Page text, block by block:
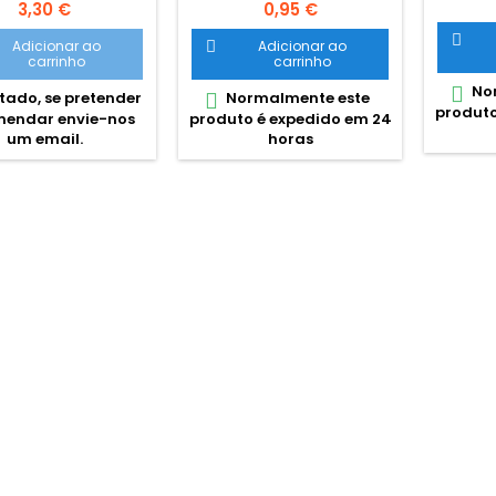
notas incluídas.
A5, com bolsa
na capa.
Preço
3,30 €
Adicionar ao
carrinho
se pretender
envie-nos
um email.
Preço
0,95 €

Adicionar ao
carrinho
 Normalmente este
produto é expedido em 24
horas
com

